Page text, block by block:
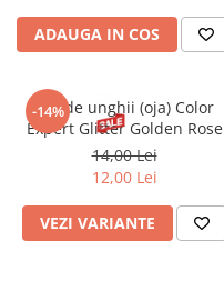
Gel fixare sprancene
Mascara (rimel) sprancene
Vopsea sprancene
Ser sprancene
ADAUGA IN COS
-14%
Lac de unghii (oja) Color
Expert Glitter Golden Rose
10.2ml
14,00 Lei
12,00 Lei
VEZI VARIANTE